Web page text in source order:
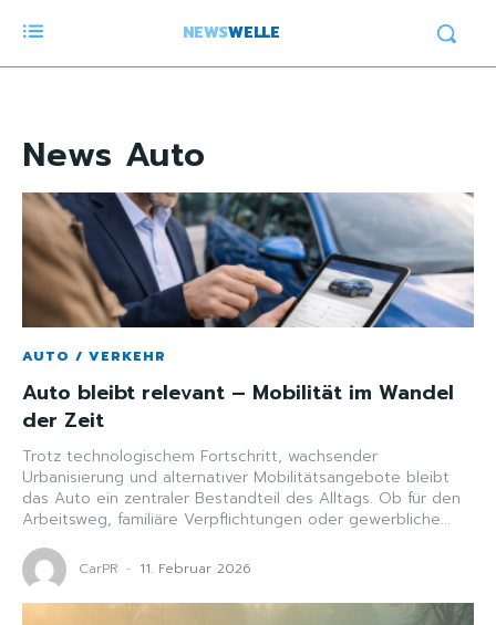
NEWSWELLE
News Auto
AUTO / VERKEHR
Auto bleibt relevant – Mobilität im Wandel
der Zeit
Trotz technologischem Fortschritt, wachsender
Urbanisierung und alternativer Mobilitätsangebote bleibt
das Auto ein zentraler Bestandteil des Alltags. Ob für den
Arbeitsweg, familiäre Verpflichtungen oder gewerbliche...
CarPR - 11. Februar 2026